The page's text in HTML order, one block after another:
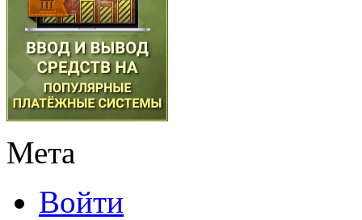
Мета
Войти